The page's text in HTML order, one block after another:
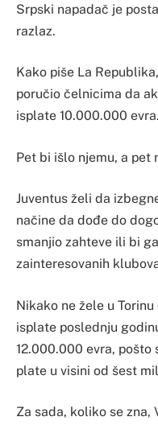
Srpski napadač je
razlaz.
Kako piše La
poručio čelnicima da
isplate 10.000.000 evra.
Pet bi išlo njemu, a pet
Juventus želi da
načine da dođe do
smanjio zahteve ili bi
zainteresovanih
Nikako ne žele u
isplate poslednju
12.000.000 evra, pošto
plate u visini od šest
Za sada, koliko se